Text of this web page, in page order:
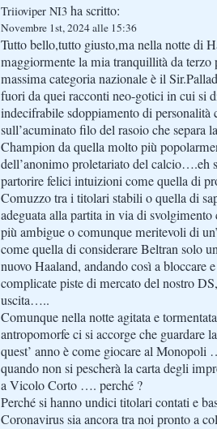
Triioviper NI3 ha scritto:
Novembre 1st, 2024 alle 15:36
Tutto bello,tutto giusto,ma nella notte di
maggiormente la mia tranquillità da terzo
massima categoria nazionale è il
fuori da quei racconti neo-gotici in cui si
indecifrabile sdoppiamento di personalità
sull’acuminato filo del rasoio che separa
Champion da quella molto più
dell’anonimo proletariato del calcio….eh
partorire felici intuizioni come quella di
Comuzzo tra i titolari stabili o quella di
adeguata alla partita in via di
più ambigue o comunque meritevoli di
come quella di considerare Beltran solo
nuovo Haaland, andando così a bloccare
complicate piste di mercato del nostro
uscita…..
Comunque nella notte agitata e
antropomorfe ci si accorge che guardare
quest’ anno è come giocare al Monopoli
quando non si pescherà la carta degli
a Vicolo Corto …. perché ?
Perché si hanno undici titolari contati e
Coronavirus sia ancora tra noi pronto a